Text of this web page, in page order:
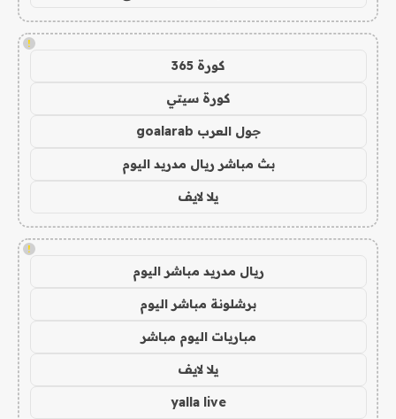
!
كورة 365
كورة سيتي
جول العرب goalarab
بث مباشر ريال مدريد اليوم
يلا لايف
!
ريال مدريد مباشر اليوم
برشلونة مباشر اليوم
مباريات اليوم مباشر
يلا لايف
yalla live